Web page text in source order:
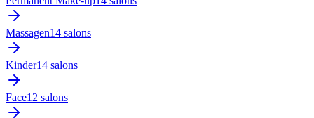
Massagen14 salons
Kinder14 salons
Face12 salons